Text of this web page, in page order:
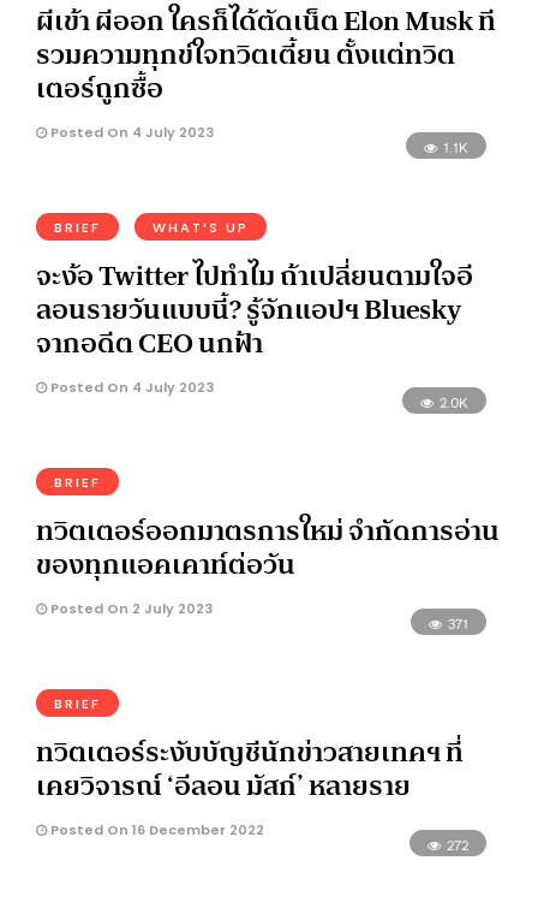
ผีเข้า ผีออก ใครก็ได้ตัดเน็ต Elon Musk ที
รวมความทุกข์ใจทวิตเตี้ยน ตั้งแต่ทวิต
เตอร์ถูกซื้อ
Posted On 4 July 2023
1.1K
BRIEF WHAT’S UP
จะง้อ Twitter ไปทำไม ถ้าเปลี่ยนตามใจอี
ลอนรายวันแบบนี้? รู้จักแอปฯ Bluesky
จากอดีต CEO นกฟ้า
Posted On 4 July 2023
2.0K
BRIEF
ทวิตเตอร์ออกมาตรการใหม่ จำกัดการอ่าน
ของทุกแอคเคาท์ต่อวัน
Posted On 2 July 2023
371
BRIEF
ทวิตเตอร์ระงับบัญชีนักข่าวสายเทคฯ ที่
เคยวิจารณ์ ‘อีลอน มัสก์’ หลายราย
Posted On 16 December 2022
272